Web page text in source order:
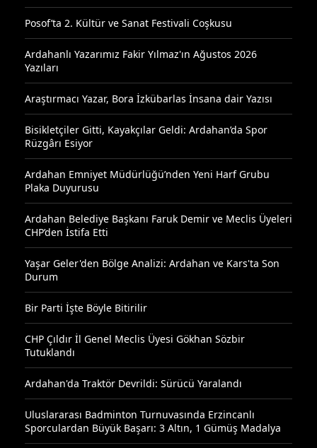
Posof’ta 2. Kültür ve Sanat Festivali Coşkusu
Ardahanlı Yazarımız Fakir Yılmaz'ın Ağustos 2026
Yazıları
Araştırmacı Yazar, Bora İzkübarlas İnsana dair Yazısı
Bisikletçiler Gitti, Kayakçılar Geldi: Ardahan’da Spor
Rüzgârı Esiyor
Ardahan Emniyet Müdürlüğü’nden Yeni Harf Grubu
Plaka Duyurusu
Ardahan Belediye Başkanı Faruk Demir ve Meclis Üyeleri
CHP’den İstifa Etti
Yaşar Geler'den Bölge Analizi: Ardahan ve Kars'ta Son
Durum
Bir Parti İşte Böyle Bitirilir
CHP Çıldır İl Genel Meclis Üyesi Gökhan Sözbir
Tutuklandı
Ardahan'da Traktör Devrildi: Sürücü Yaralandı
Uluslararası Badminton Turnuvasında Erzincanlı
Sporculardan Büyük Başarı: 3 Altın, 1 Gümüş Madalya